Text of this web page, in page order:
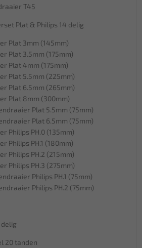
T45
Plat & Philips 14 delig
Plat 3mm (145mm)
Plat 3.5mm (175mm)
Plat 4mm (175mm)
Plat 5.5mm (225mm)
Plat 6.5mm (265mm)
Plat 8mm (300mm)
Plat 5.5mm (75mm)
Plat 6.5mm (75mm)
Philips PH.0 (135mm)
Philips PH.1 (180mm)
Philips PH.2 (215mm)
Philips PH.3 (275mm)
Philips PH.1 (75mm)
Philips PH.2 (75mm)
20 tanden